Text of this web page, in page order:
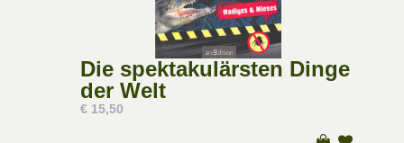
Die spektakulärsten Dinge
der Welt
€ 15,50